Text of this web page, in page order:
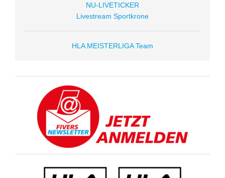
NU-LIVETICKER
Livestream Sportkrone
HLA MEISTERLIGA Team